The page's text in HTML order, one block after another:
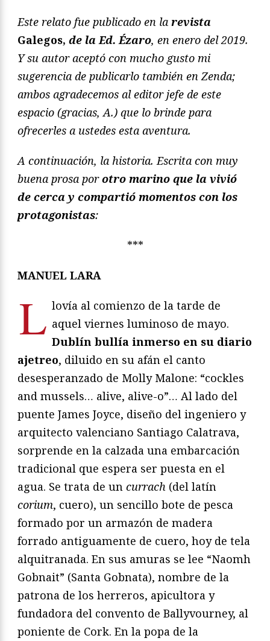
Este relato fue publicado en la revista
Galegos, de la Ed. Ézaro, en enero del 2019.
Y su autor aceptó con mucho gusto mi
sugerencia de publicarlo también en Zenda;
ambos agradecemos al editor jefe de este
espacio (gracias, A.) que lo brinde para
ofrecerles a ustedes esta aventura.
A continuación, la historia. Escrita con muy
buena prosa porotro marino que la vivió
de cerca y compartió momentos con los
protagonistas:
***
MANUEL LARA
L lovía al comienzo de la tarde de
aquel viernes luminoso de mayo.
Dublín bullía inmerso en su diario
ajetreo, diluido en su afán el canto
desesperanzado de Molly Malone: “cockles
and mussels… alive, alive-o”… Al lado del
puente James Joyce, diseño del ingeniero y
arquitecto valenciano Santiago Calatrava,
sorprende en la calzada una embarcación
tradicional que espera ser puesta en el
agua. Se trata de un currach (del latín
corium, cuero), un sencillo bote de pesca
formado por un armazón de madera
forrado antiguamente de cuero, hoy de tela
alquitranada. En sus amuras se lee “Naomh
Gobnait” (Santa Gobnata), nombre de la
patrona de los herreros, apicultora y
fundadora del convento de Ballyvourney, al
poniente de Cork. En la popa de la